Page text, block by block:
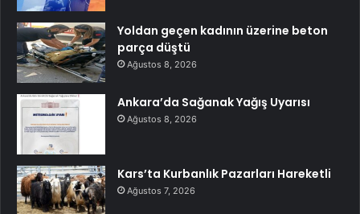
Yoldan geçen kadının üzerine beton
parça düştü
Ağustos 8, 2026
Ankara’da Sağanak Yağış Uyarısı
Ağustos 8, 2026
Kars’ta Kurbanlık Pazarları Hareketli
Ağustos 7, 2026